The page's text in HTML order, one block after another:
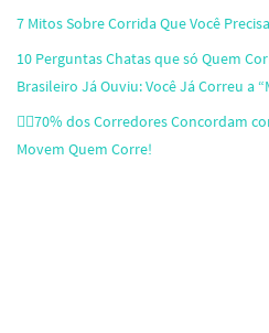
7 Mitos Sobre Corrida Que Você
10 Perguntas Chatas que só Quem
Brasileiro Já Ouviu: Você Já Correu a
🏃‍♂️70% dos Corredores Concordam
Movem Quem Corre!